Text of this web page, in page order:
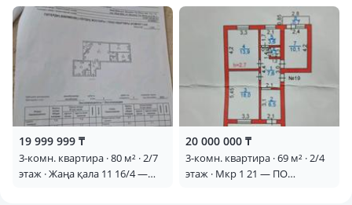
19 999 999 ₸
3-комн. квартира · 80 м² · 2/7
этаж · Жаңа қала 11 16/4 —
20 000 000 ₸
3-комн. квартира · 69 м² · 2/4
этаж · Мкр 1 21 — ПО